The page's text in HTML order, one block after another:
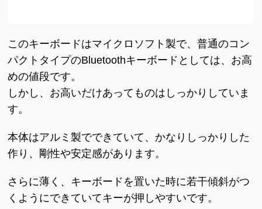
このキーボードはマイクロソフト製で、普通のコン
パクトタイプのBluetoothキーボードとしては、お高
めの値段です。
しかし、お高いだけあってものはしっかりしていま
す。
本体はアルミ製でできていて、かなりしっかりした
作り、剛性や安定感があります。
さらに薄く、キーボードを置いた時に若干傾斜がつ
くようにできていてキーが押しやすいです。